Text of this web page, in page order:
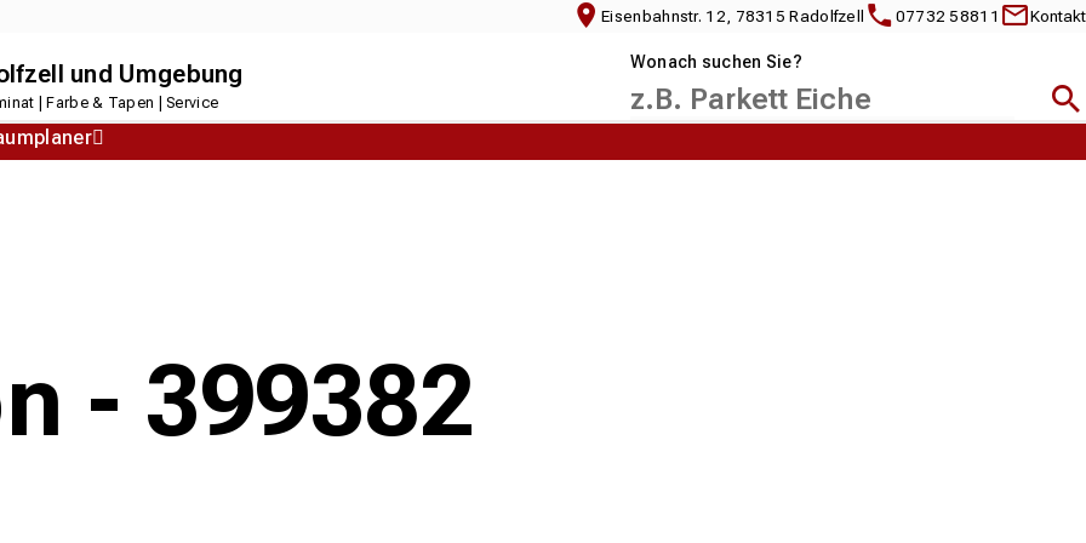
Eisenbahnstr. 12, 78315 Radolfzell 07732 58811 Kontakt
und Umgebung
| Farbe & Tapen | Service
Wonach suchen Sie?
- 399382